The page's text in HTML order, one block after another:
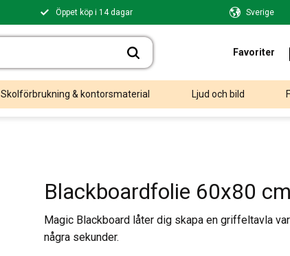
Öppet köp i 14 dagar Sverige
Favoriter
Skolförbrukning & kontorsmaterial Ljud och bild
Blackboardfolie 60x80
Magic Blackboard låter dig skapa en griffeltavla
några sekunder.